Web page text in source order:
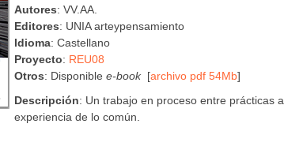
Autores: VV.AA.
Editores: UNIA arteypensamiento
Idioma: Castellano
Proyecto: REU08
Otros: Disponible e-book[archivo pdf 54Mb]
Descripción: Un trabajo en proceso entre prácticas
experiencia de lo común.